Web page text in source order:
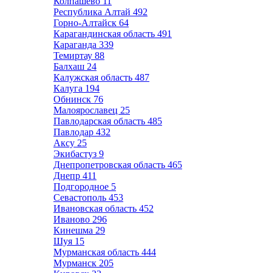
Республика Алтай 492
Горно-Алтайск 64
Карагандинская область 491
Караганда 339
Темиртау 88
Балхаш 24
Калужская область 487
Калуга 194
Обнинск 76
Малоярославец 25
Павлодарская область 485
Павлодар 432
Аксу 25
Экибастуз 9
Днепропетровская область 465
Днепр 411
Подгородное 5
Севастополь 453
Ивановская область 452
Иваново 296
Кинешма 29
Шуя 15
Мурманская область 444
Мурманск 205